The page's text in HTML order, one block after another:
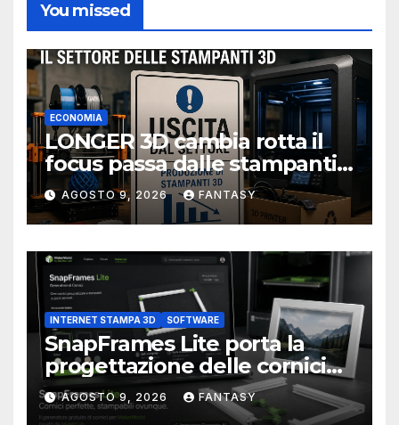
You missed
ECONOMIA
LONGER 3D cambia rotta il
focus passa dalle stampanti
3D alla stampa UV?
AGOSTO 9, 2026 FANTASY
INTERNET STAMPA 3D SOFTWARE
SnapFrames Lite porta la
progettazione delle cornici
personalizzate direttamente
nel browser
AGOSTO 9, 2026 FANTASY